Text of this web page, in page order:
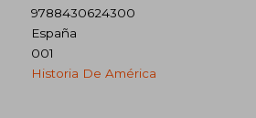
9788430624300
España
001
Historia De América